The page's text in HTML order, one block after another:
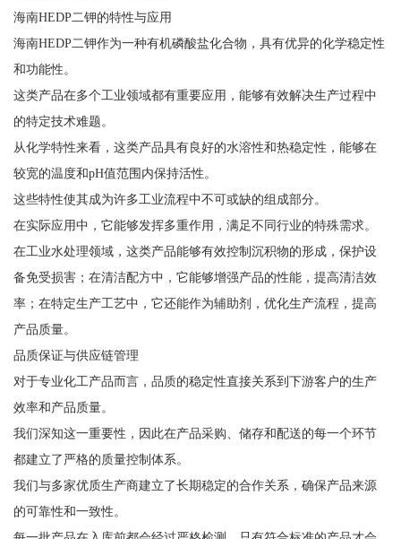
海南HEDP二钾的特性与应用
海南HEDP二钾作为一种有机磷酸盐化合物，具有优异的化学稳定性
和功能性。
这类产品在多个工业领域都有重要应用，能够有效解决生产过程中
的特定技术难题。
从化学特性来看，这类产品具有良好的水溶性和热稳定性，能够在
较宽的温度和pH值范围内保持活性。
这些特性使其成为许多工业流程中不可或缺的组成部分。
在实际应用中，它能够发挥多重作用，满足不同行业的特殊需求。
在工业水处理领域，这类产品能够有效控制沉积物的形成，保护设
备免受损害；在清洁配方中，它能够增强产品的性能，提高清洁效
率；在特定生产工艺中，它还能作为辅助剂，优化生产流程，提高
产品质量。
品质保证与供应链管理
对于专业化工产品而言，品质的稳定性直接关系到下游客户的生产
效率和产品质量。
我们深知这一重要性，因此在产品采购、储存和配送的每一个环节
都建立了严格的质量控制体系。
我们与多家优质生产商建立了长期稳定的合作关系，确保产品来源
的可靠性和一致性。